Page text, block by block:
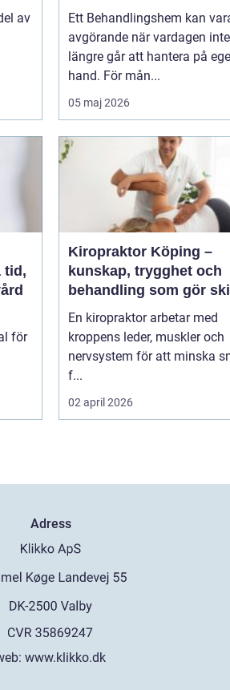
av
Ett Behandlingshem kan
avgörande när vardagen inte
längre går att hantera på
hand. För mån...
05 maj 2026
för
Kiropraktor Köping –
kunskap, trygghet och
behandling som gör
En kiropraktor arbetar med
kroppens leder, muskler och
nervsystem för att minska
f...
02 april 2026
Adress
www.klikko.dk